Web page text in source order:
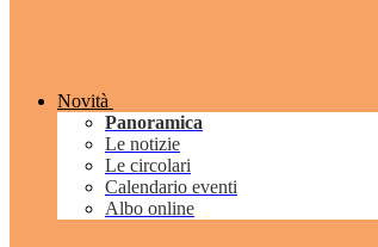
Novità
Panoramica
Le notizie
Le circolari
Calendario eventi
Albo online